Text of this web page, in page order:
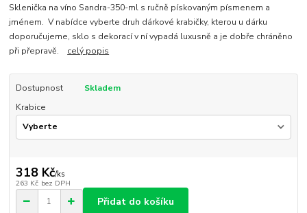
Sklenička na víno Sandra-350-ml s ručně pískovaným písmenem a
jménem. V nabídce vyberte druh dárkové krabičky, kterou u dárku
doporučujeme, sklo s dekorací v ní vypadá luxusně a je dobře chráněno
při přepravě. celý popis
Dostupnost
Skladem
Krabice
318 Kč/ks
263 Kč bez DPH
Přidat do košíku